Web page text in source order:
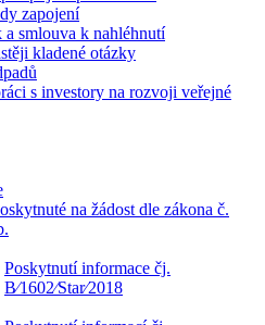
zapojení
a smlouva k nahléhnutí
kladené otázky
s investory na rozvoji veřejné
na žádost dle zákona č.
Poskytnutí informace čj.
B⁄1602⁄Star⁄2018